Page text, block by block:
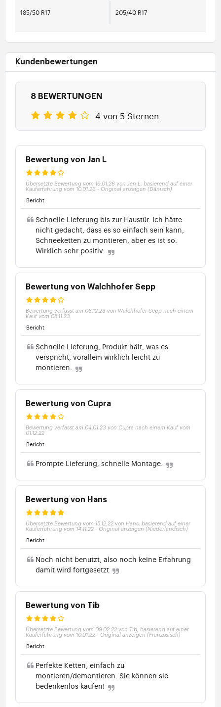
185/50 R17 205/40 R17
Kundenbewertungen
8 BEWERTUNGEN
4 von 5 Sternen
Bewertung von Jan L
Übersetzte Bewertung vom 19.01.26 von Jan L, basierend auf einer
Kauferfahrung vom 10.01.26 - Original anzeigen (Dänisch)
Bericht
Schnelle Lieferung bis zur Haustür. Ich hätte
nicht gedacht, dass es so einfach sein kann,
Schneeketten zu montieren, aber es ist so.
Wirklich sehr positiv.
Bewertung von Walchhofer Sepp
Bewertung verfasst am 06.12.23 von Walchhofer Sepp nach einem
Kauf vom 05.11.23
Bericht
Schnelle Lieferung, Produkt hält, was es
verspricht, vorallem wirklich leicht zu
montieren.
Bewertung von Cupra
Bewertung verfasst am 04.01.23 von Cupra nach einem Kauf vom
01.12.22
Bericht
Prompte Lieferung, schnelle Montage.
Bewertung von Hans
Übersetzte Bewertung vom 15.12.22 von Hans, basierend auf einer
Kauferfahrung vom 14.11.22 - Original anzeigen (Niederländisch)
Bericht
Noch nicht benutzt, also noch keine Erfahrung
damit wird fortgesetzt
Bewertung von Tib
Übersetzte Bewertung vom 09.02.22 von Tib, basierend auf einer
Kauferfahrung vom 10.01.22 - Original anzeigen (Französisch)
Bericht
Perfekte Ketten, einfach zu
montieren/demontieren. Sie können sie
bedenkenlos kaufen!